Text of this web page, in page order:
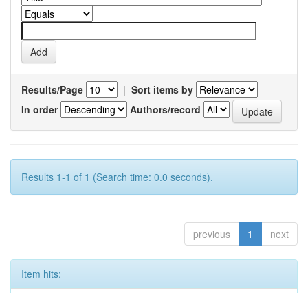
Results/Page | Sort items by
In order
Authors/record
Results 1-1 of 1 (Search time: 0.0 seconds).
previous 1 next
Item hits: